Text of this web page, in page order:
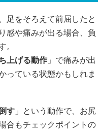
足をそろえて前屈したと
感や痛みが出る場合、負
。
上げる動作 」で痛みが出
っている状態かもしれま
す 」という動作で、お尻
合もチェックポイントの